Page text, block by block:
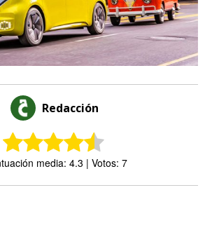
Redacción
media: 4.3 | Votos: 7